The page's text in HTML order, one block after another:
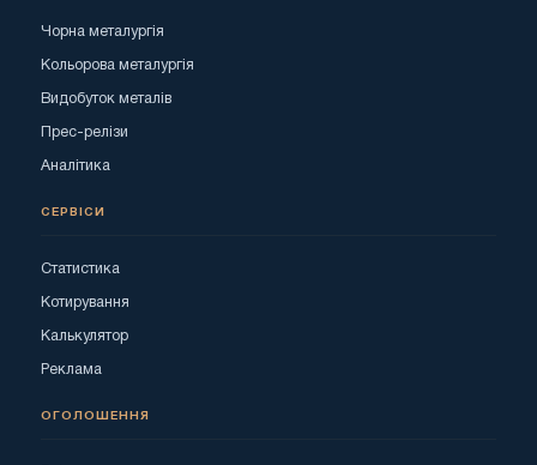
Чорна металургія
Кольорова металургія
Видобуток металів
Прес-релізи
Аналітика
СЕРВІСИ
Статистика
Котирування
Калькулятор
Реклама
ОГОЛОШЕННЯ